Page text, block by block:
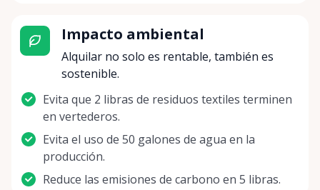
Impacto ambiental
Alquilar no solo es rentable, también es
sostenible.
Evita que 2 libras de residuos textiles terminen
en vertederos.
Evita el uso de 50 galones de agua en la
producción.
Reduce las emisiones de carbono en 5 libras.